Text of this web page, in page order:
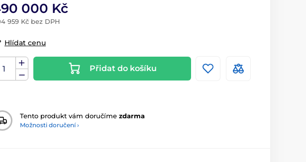
000 Kč
959 Kč bez DPH
Hlídat cenu
Přidat do košíku
Tento produkt vám doručíme zdarma
Možnosti doručení ›